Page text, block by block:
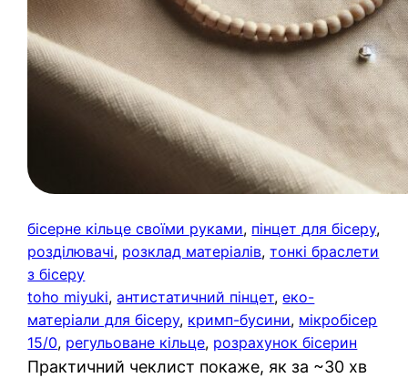
бісерне кільце своїми руками, пінцет для бісеру
розділювачі, розклад матеріалів, тонкі браслети
з бісеру
toho miyuki, антистатичний пінцет, еко-
матеріали для бісеру, кримп-бусини, мікробісер
15/0, регульоване кільце, розрахунок бісерин
Практичний чеклист покаже, як за ~30 хв